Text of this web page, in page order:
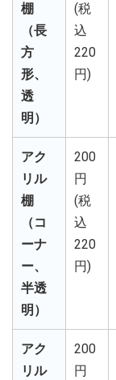
棚
（長
方
形、
透
明）
(税
込
220
円)
アク
リル
棚
（コ
ーナ
ー、
半透
明）
200
円
(税
込
220
円)
アク
リル
200
円